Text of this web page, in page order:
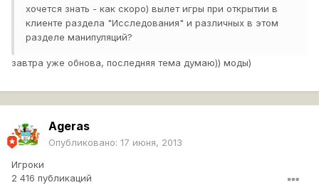
хочется знать - как скоро) вылет игры при открытии в
клиенте раздела "Исследования" и различных в этом
разделе манипуляций?
завтра уже обнова, последняя тема думаю)) моды)
Ageras
Опубликовано: 17 июня, 2013
Игроки
2 416 публикаций